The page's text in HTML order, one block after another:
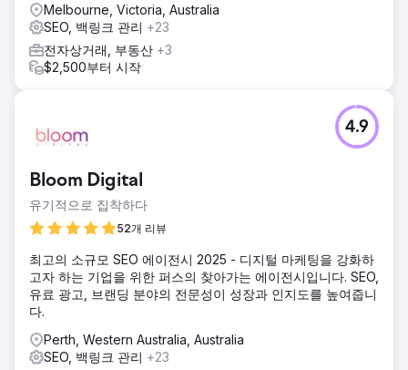
Melbourne, Victoria, Australia
SEO, 백링크 관리 +23
전자상거래, 부동산 +3
$2,500부터 시작
Bloom Digital
유기적으로 집착하다
52개 리뷰
4.9
최고의 소규모 SEO 에이전시 2025 - 디지털 마케팅을 강화하
고자 하는 기업을 위한 퍼스의 찾아가는 에이전시입니다. SEO,
유료 광고, 브랜딩 분야의 전문성이 성장과 인지도를 높여줍니
다.
Perth, Western Australia, Australia
SEO, 백링크 관리 +23